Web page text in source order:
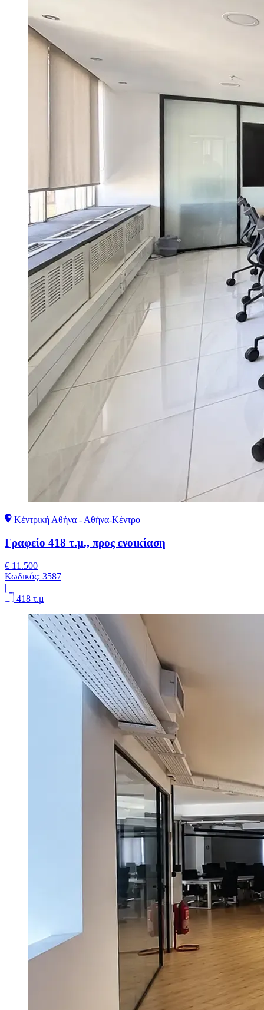
Κέντρική Αθήνα - Αθήνα-Κέντρο
Γραφείο 418 τ.μ., προς ενοικίαση
€ 11.500
Κωδικός: 3587
|
418 τ.μ